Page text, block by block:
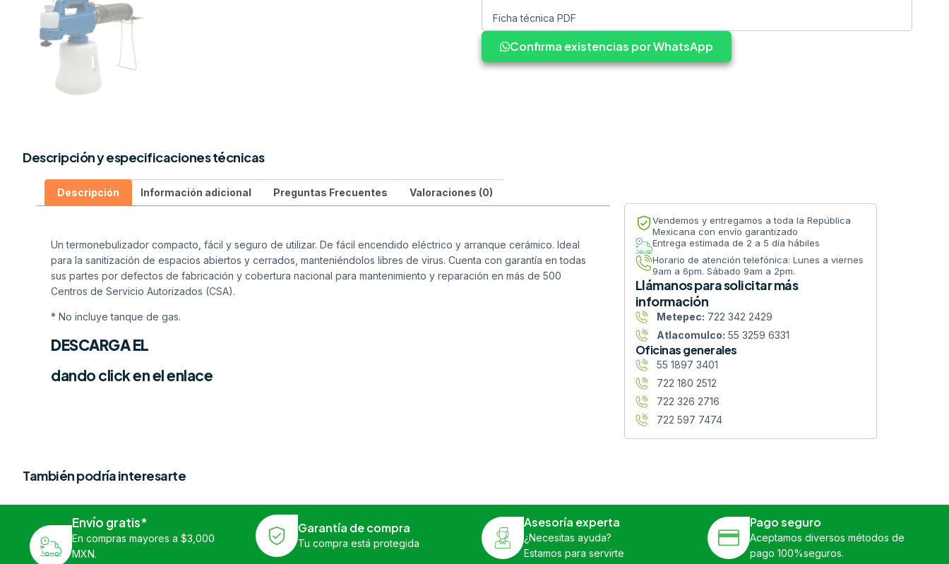
Ficha técnica PDF
Confirma existencias por WhatsApp
Descripción y especificaciones técnicas
Descripción Información adicional Preguntas Frecuentes Valoraciones (0)
Un termonebulizador compacto, fácil y seguro de utilizar. De fácil encendido eléctrico y arranque cerámico. Ideal
para la sanitización de espacios abiertos y cerrados, manteniéndolos libres de virus. Cuenta con garantía en todas
sus partes por defectos de fabricación y cobertura nacional para mantenimiento y reparación en más de 500
Centros de Servicio Autorizados (CSA).
* No incluye tanque de gas.
DESCARGA EL
dando click en el enlace
Vendemos y entregamos a toda la República
Mexicana con envío garantizado
Entrega estimada de 2 a 5 día hábiles
Horario de atención telefónica: Lunes a viernes
9am a 6pm. Sábado 9am a 2pm.
Llámanos para solicitar más
información
Metepec: 722 342 2429
Atlacomulco: 55 3259 6331
Oficinas generales
55 1897 3401
722 180 2512
722 326 2716
722 597 7474
También podría interesarte
Envío gratis*
En compras mayores a $3,000
MXN.
Garantía de compra
Tu compra está protegida
Asesoría experta
¿Necesitas ayuda?
Estamos para servirte
Pago seguro
Aceptamos diversos métodos de
pago 100%seguros.